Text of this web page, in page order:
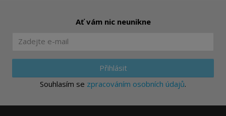
Ať vám nic neunikne
Přihlásit
Souhlasím se zpracováním osobních údajů.